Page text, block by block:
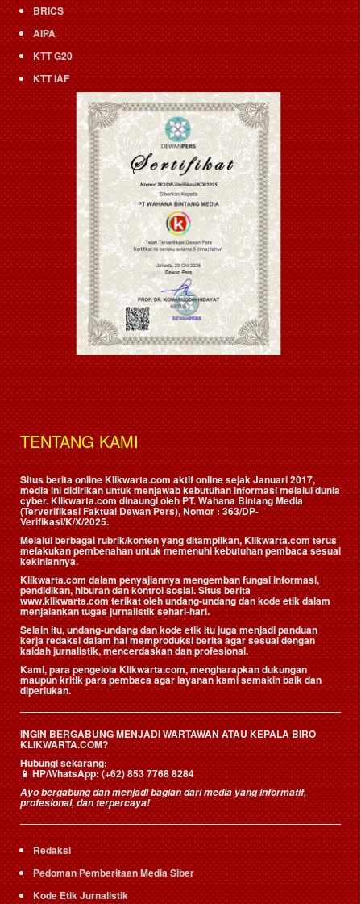
BRICS
AIPA
KTT G20
KTT IAF
TENTANG KAMI
Situs berita online Klikwarta.com aktif online sejak Januari 2017,
media ini didirikan untuk menjawab kebutuhan informasi melalui dunia
cyber. Klikwarta.com dinaungi oleh PT. Wahana Bintang Media
(Terverifikasi Faktual Dewan Pers), Nomor : 363/DP-
Verifikasi/K/X/2025.
Melalui berbagai rubrik/konten yang ditampilkan, Klikwarta.com terus
melakukan pembenahan untuk memenuhi kebutuhan pembaca sesuai
kekiniannya.
Klikwarta.com dalam penyajiannya mengemban fungsi informasi,
pendidikan, hiburan dan kontrol sosial. Situs berita
www.klikwarta.com terikat oleh undang-undang dan kode etik dalam
menjalankan tugas jurnalistik sehari-hari.
Selain itu, undang-undang dan kode etik itu juga menjadi panduan
kerja redaksi dalam hal memproduksi berita agar sesuai dengan
kaidah jurnalistik, mencerdaskan dan profesional.
Kami, para pengelola Klikwarta.com, mengharapkan dukungan
maupun kritik para pembaca agar layanan kami semakin baik dan
diperlukan.
INGIN BERGABUNG MENJADI WARTAWAN ATAU KEPALA BIRO
KLIKWARTA.COM?
Hubungi sekarang:
📱HP/WhatsApp:(+62) 853 7768 8284
Ayo bergabung dan menjadi bagian dari media yang informatif,
profesional, dan terpercaya!
Redaksi
Pedoman Pemberitaan Media Siber
Kode Etik Jurnalistik